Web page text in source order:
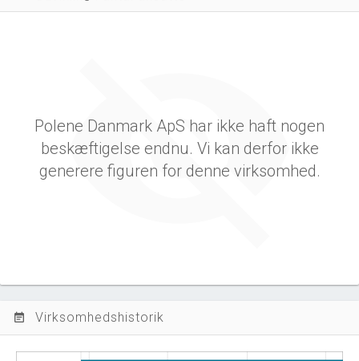
Polene Danmark ApS har ikke haft nogen
beskæftigelse endnu. Vi kan derfor ikke
generere figuren for denne virksomhed.
event_note Virksomhedshistorik